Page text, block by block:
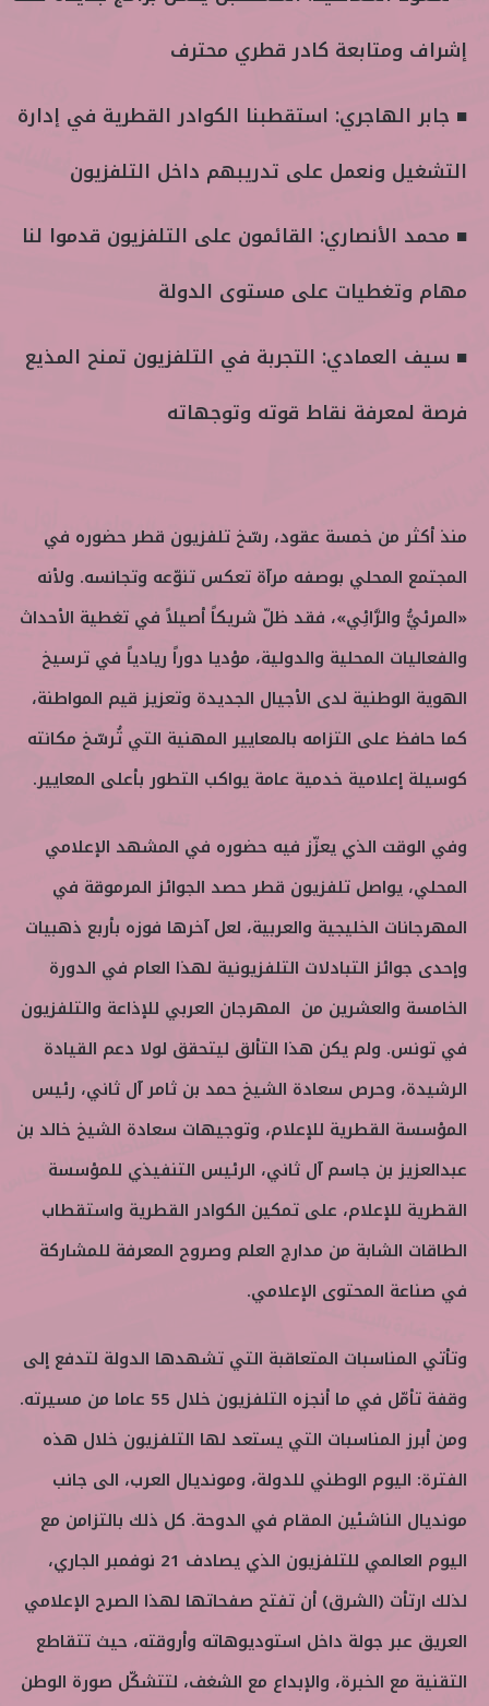
ن
إشراف ومتابعة كادر قطري محترف
■ جابر الهاجري: استقطبنا الكوادر القطرية في إدارة
التشغيل ونعمل على تدريبهم داخل التلفزيون
■ محمد الأنصاري: القائمون على التلفزيون قدموا لنا
مهام وتغطيات على مستوى الدولة
■ سيف العمادي: التجربة في التلفزيون تمنح المذيع
فرصة لمعرفة نقاط قوته وتوجهاته
منذ أكثر من خمسة عقود، رسّخ تلفزيون قطر حضوره في
المجتمع المحلي بوصفه مرآة تعكس تنوّعه وتجانسه. ولأنه
«المرئيُّ والرَّائِي»، فقد ظلّ شريكاً أصيلاً في تغطية الأحداث
والفعاليات المحلية والدولية، مؤديا دوراً ريادياً في ترسيخ
الهوية الوطنية لدى الأجيال الجديدة وتعزيز قيم المواطنة،
كما حافظ على التزامه بالمعايير المهنية التي تُرسّخ مكانته
كوسيلة إعلامية خدمية عامة يواكب التطور بأعلى المعايير.
وفي الوقت الذي يعزّز فيه حضوره في المشهد الإعلامي
المحلي، يواصل تلفزيون قطر حصد الجوائز المرموقة في
المهرجانات الخليجية والعربية، لعل آخرها فوزه بأربع ذهبيات
وإحدى جوائز التبادلات التلفزيونية لهذا العام في الدورة
الخامسة والعشرين من المهرجان العربي للإذاعة والتلفزيون
في تونس. ولم يكن هذا التألق ليتحقق لولا دعم القيادة
الرشيدة، وحرص سعادة الشيخ حمد بن ثامر آل ثاني، رئيس
المؤسسة القطرية للإعلام، وتوجيهات سعادة الشيخ خالد بن
عبدالعزيز بن جاسم آل ثاني، الرئيس التنفيذي للمؤسسة
القطرية للإعلام، على تمكين الكوادر القطرية واستقطاب
الطاقات الشابة من مدارج العلم وصروح المعرفة للمشاركة
في صناعة المحتوى الإعلامي.
وتأتي المناسبات المتعاقبة التي تشهدها الدولة لتدفع إلى
وقفة تأمّل في ما أنجزه التلفزيون خلال 55 عاما من مسيرته.
ومن أبرز المناسبات التي يستعد لها التلفزيون خلال هذه
الفترة: اليوم الوطني للدولة، ومونديال العرب، الى جانب
مونديال الناشئين المقام في الدوحة. كل ذلك بالتزامن مع
اليوم العالمي للتلفزيون الذي يصادف 21 نوفمبر الجاري،
لذلك ارتأت (الشرق) أن تفتح صفحاتها لهذا الصرح الإعلامي
العريق عبر جولة داخل استوديوهاته وأروقته، حيث تتقاطع
التقنية مع الخبرة، والإبداع مع الشغف، لتتشكّل صورة الوطن